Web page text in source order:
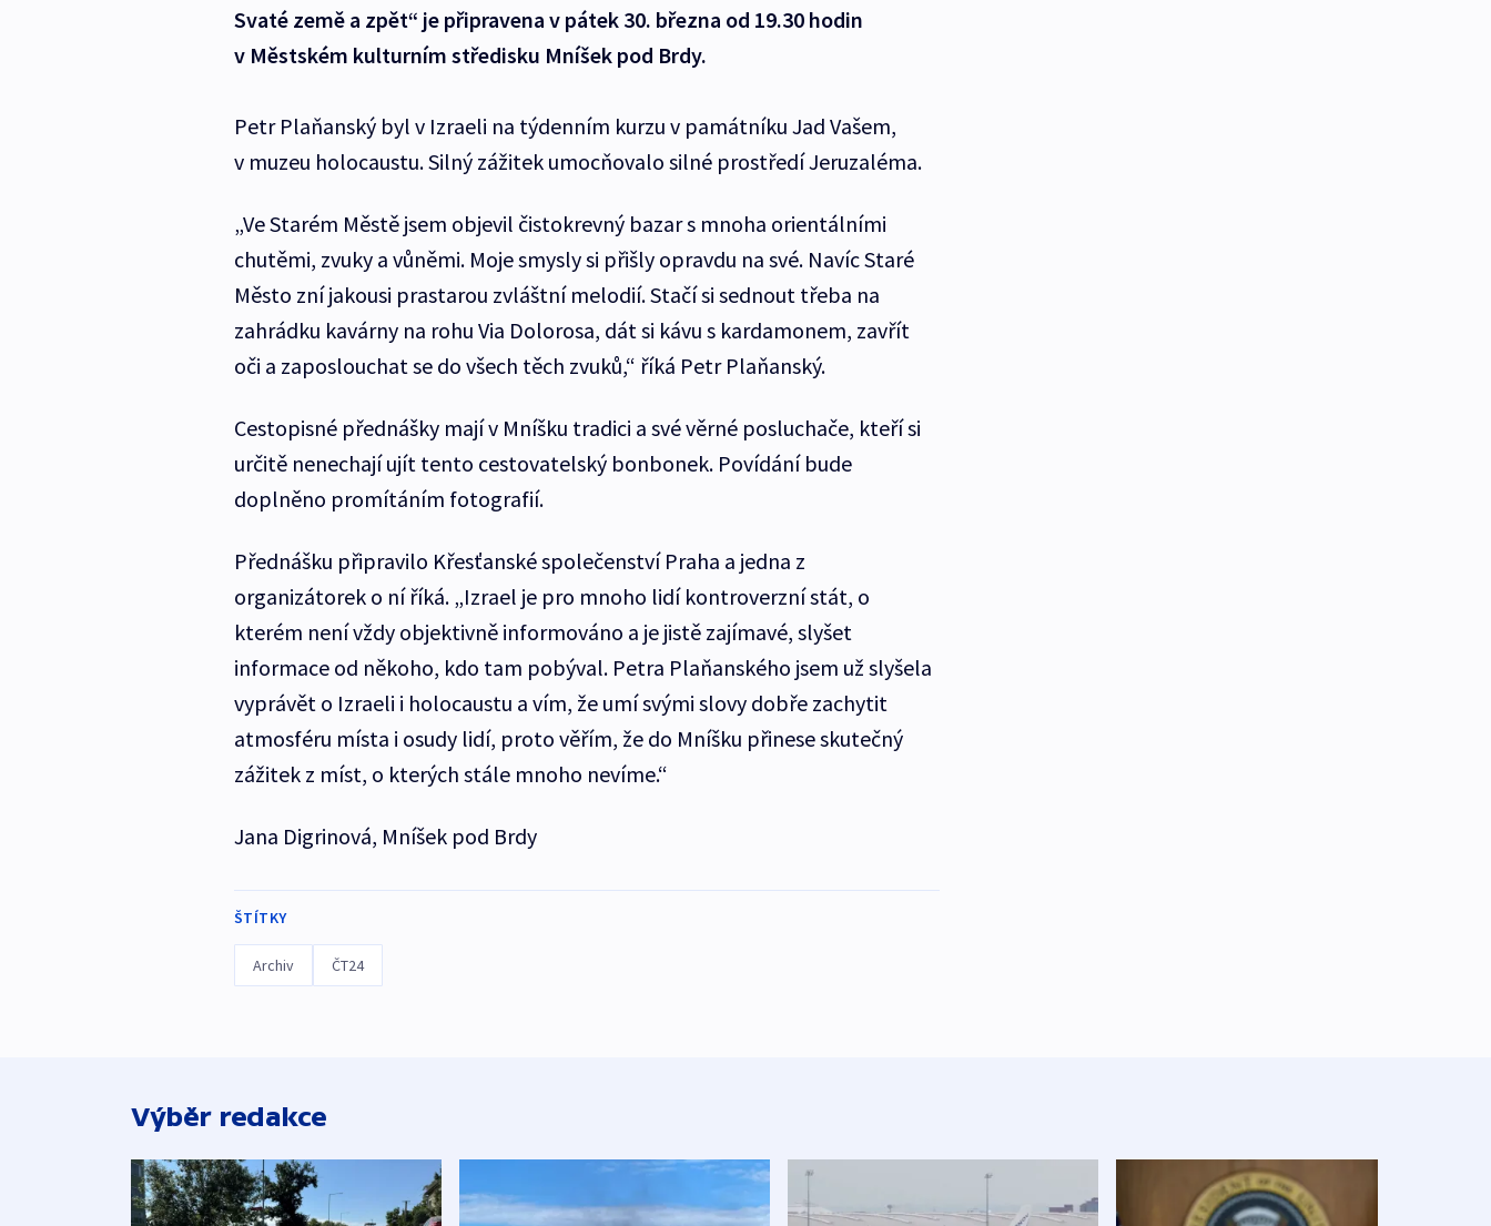
Svaté země a zpět“ je připravena v pátek 30. března od 19.30 hodin
v Městském kulturním středisku Mníšek pod Brdy.
Petr Plaňanský byl v Izraeli na týdenním kurzu v památníku Jad Vašem,
v muzeu holocaustu. Silný zážitek umocňovalo silné prostředí Jeruzaléma.
„Ve Starém Městě jsem objevil čistokrevný bazar s mnoha orientálními
chutěmi, zvuky a vůněmi. Moje smysly si přišly opravdu na své. Navíc Staré
Město zní jakousi prastarou zvláštní melodií. Stačí si sednout třeba na
zahrádku kavárny na rohu Via Dolorosa, dát si kávu s kardamonem, zavřít
oči a zaposlouchat se do všech těch zvuků,“ říká Petr Plaňanský.
Cestopisné přednášky mají v Mníšku tradici a své věrné posluchače, kteří si
určitě nenechají ujít tento cestovatelský bonbonek. Povídání bude
doplněno promítáním fotografií.
Přednášku připravilo Křesťanské společenství Praha a jedna z
organizátorek o ní říká. „Izrael je pro mnoho lidí kontroverzní stát, o
kterém není vždy objektivně informováno a je jistě zajímavé, slyšet
informace od někoho, kdo tam pobýval. Petra Plaňanského jsem už slyšela
vyprávět o Izraeli i holocaustu a vím, že umí svými slovy dobře zachytit
atmosféru místa i osudy lidí, proto věřím, že do Mníšku přinese skutečný
zážitek z míst, o kterých stále mnoho nevíme.“
Jana Digrinová, Mníšek pod Brdy
ŠTÍTKY
Archiv ČT24
Výběr redakce